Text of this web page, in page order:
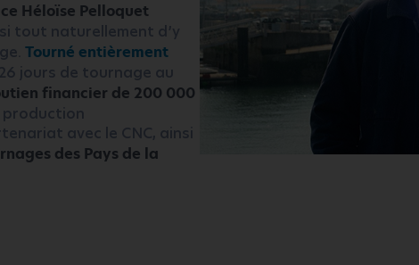
Héloïse Pelloquet
tout naturellement d’y
Tourné entièrement
jours de tournage au
financier de 200 000
production
avec le CNC, ainsi
des Pays de la